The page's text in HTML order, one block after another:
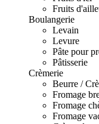
Fruits
Boulangerie
Levain
Levure
Pâte pour
Pâtisserie
Crèmerie
Beurre /
Fromage
Fromage
Fromage